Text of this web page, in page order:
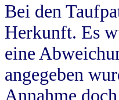
Bei den
Herkunft. Es
eine
angegeben
Annahme